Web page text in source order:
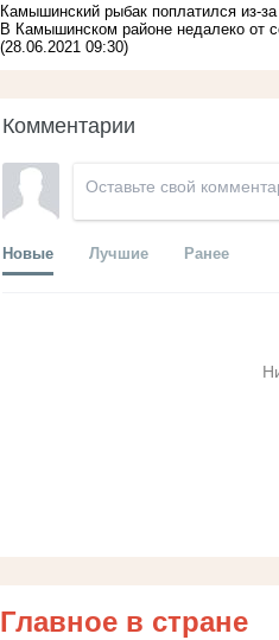
Камышинский рыбак поплатился из-за
В Камышинском районе недалеко от
(28.06.2021 09:30)
Комментарии
Новые Лучшие Ранее
Главное в стране